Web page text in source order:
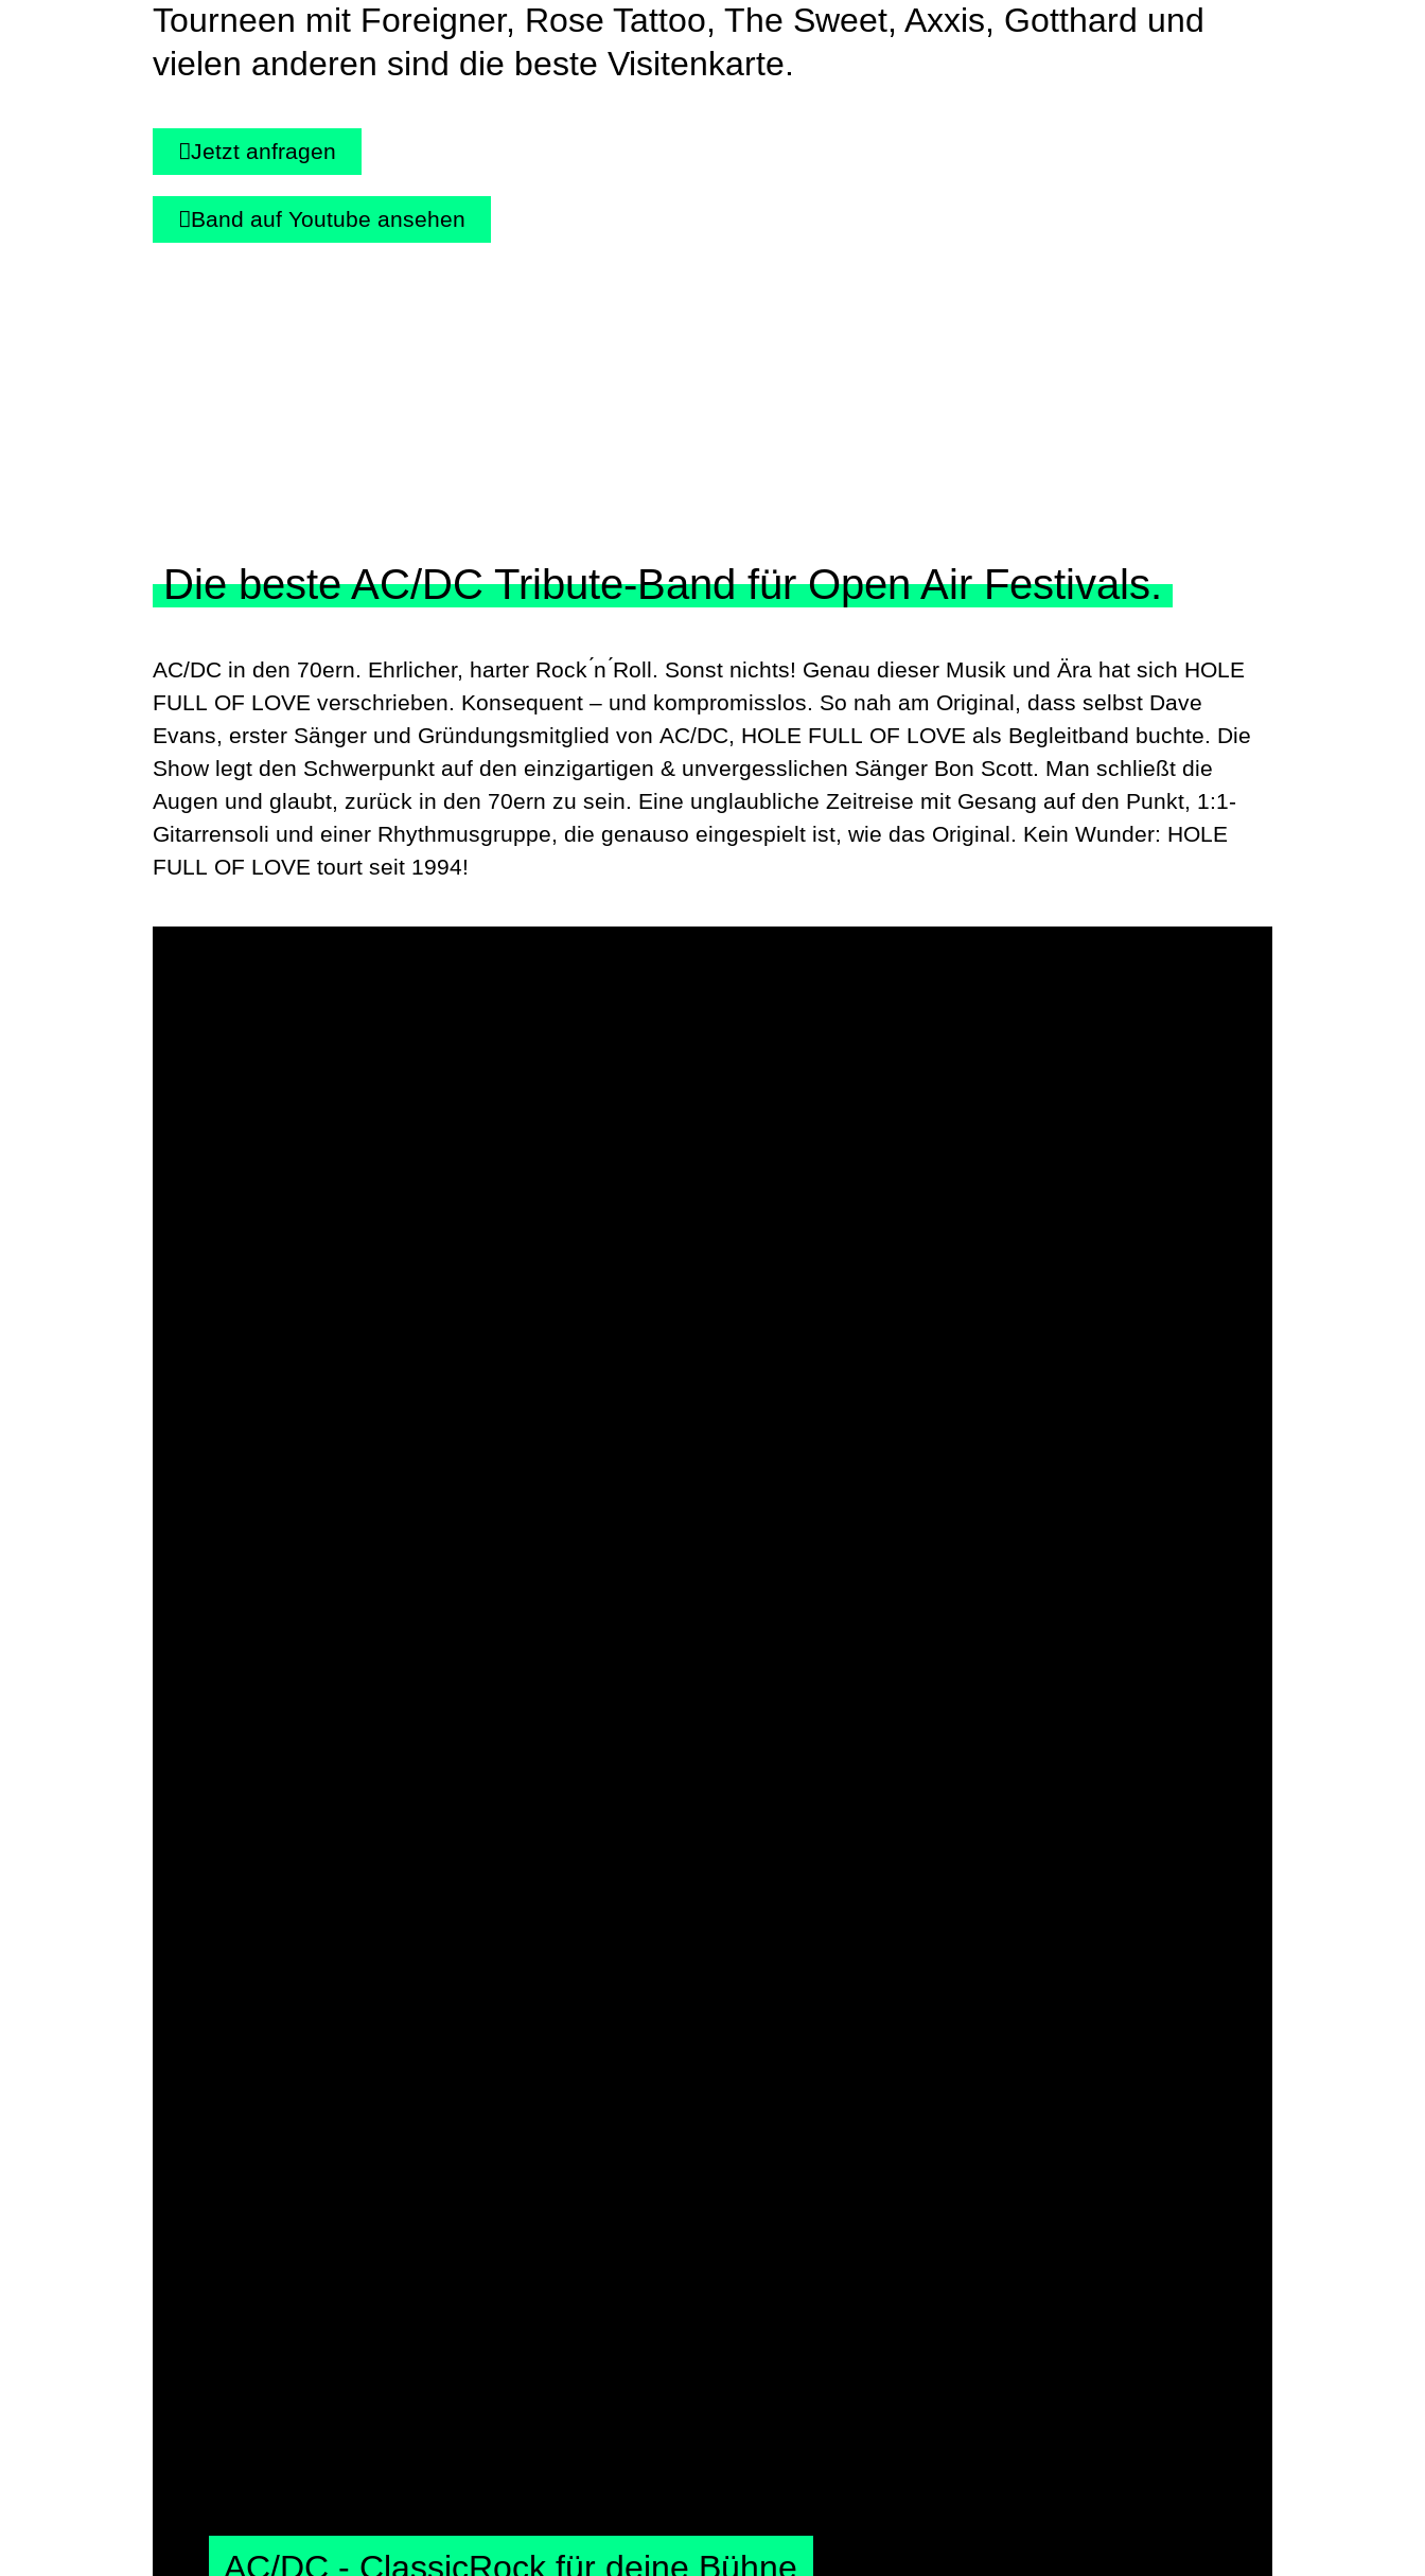
Tourneen mit Foreigner, Rose Tattoo, The Sweet, Axxis, Gotthard und
vielen anderen sind die beste Visitenkarte.
Jetzt anfragen
Band auf Youtube ansehen
Die beste AC/DC Tribute-Band fürOpen Air Festivals.
AC/DC in den 70ern. Ehrlicher, harter Rock ́n ́Roll. Sonst nichts! Genau dieser Musik und Ära hat sich HOLE
FULL OF LOVE verschrieben. Konsequent – und kompromisslos. So nah am Original, dass selbst Dave
Evans, erster Sänger und Gründungsmitglied von AC/DC, HOLE FULL OF LOVE als Begleitband buchte. Die
Show legt den Schwerpunkt auf den einzigartigen & unvergesslichen Sänger Bon Scott. Man schließt die
Augen und glaubt, zurück in den 70ern zu sein. Eine unglaubliche Zeitreise mit Gesang auf den Punkt, 1:1-
Gitarrensoli und einer Rhythmusgruppe, die genauso eingespielt ist, wie das Original. Kein Wunder: HOLE
FULL OF LOVE tourt seit 1994!
AC/DC - ClassicRock für deine Bühne